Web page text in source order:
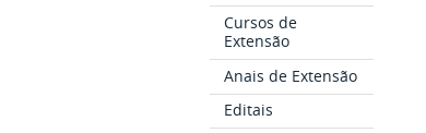
Cursos de
Extensão
Anais de Extensão
Editais